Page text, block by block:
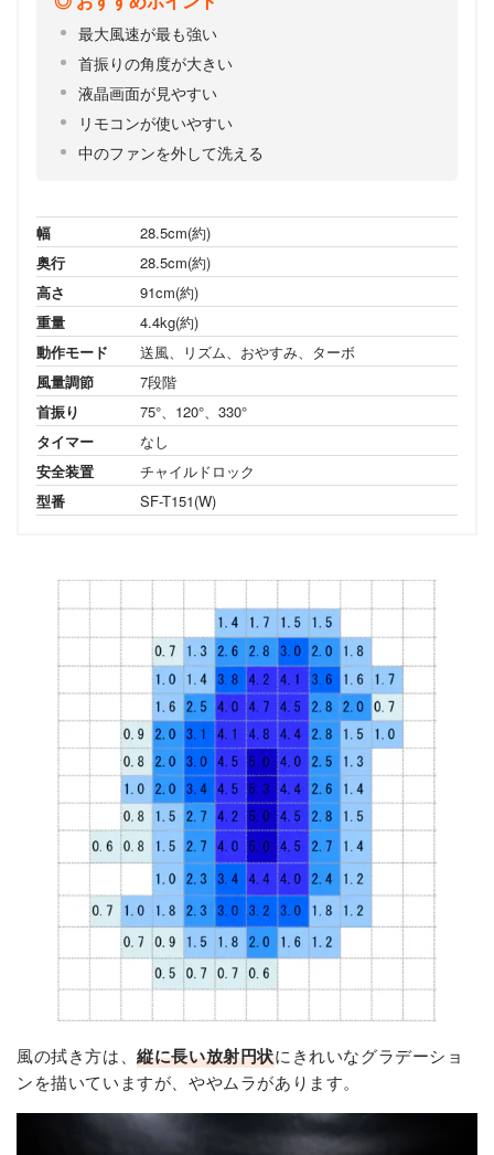
最大風速が最も強い
首振りの角度が大きい
液晶画面が見やすい
リモコンが使いやすい
中のファンを外して洗える
幅
28.5cm(約)
奥行
28.5cm(約)
高さ
91cm(約)
重量
4.4kg(約)
動作モード
送風、リズム、おやすみ、ターボ
風量調節
7段階
首振り
75°、120°、330°
タイマー
なし
安全装置
チャイルドロック
型番
SF-T151(W)
風の拭き方は、縦に長い放射円状にきれいなグラデーショ
ンを描いていますが、ややムラがあります。